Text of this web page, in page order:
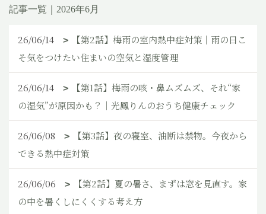
記事一覧｜2026年6月
26/06/14
【第2話】梅雨の室内熱中症対策｜雨の日こ
そ気をつけたい住まいの空気と湿度管理
26/06/14
【第1話】梅雨の咳・鼻ムズムズ、それ“家
の湿気”が原因かも？｜光鳳りんのおうち健康チェック
26/06/08
【第3話】夜の寝室、油断は禁物。今夜から
できる熱中症対策
26/06/06
【第2話】夏の暑さ、まずは窓を見直す。家
の中を暑くしにくくする考え方